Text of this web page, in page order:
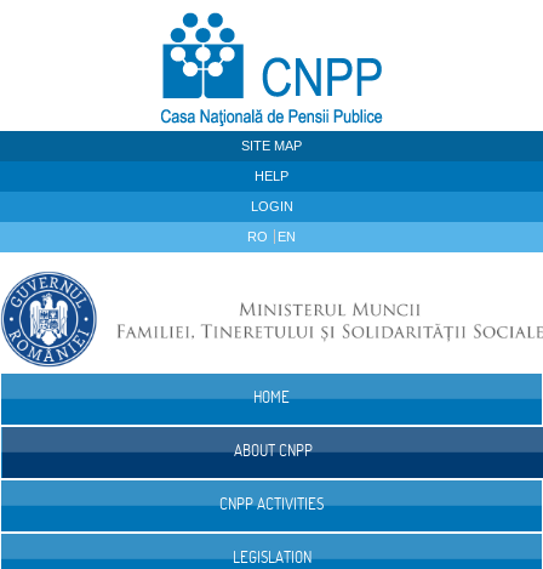
SITE MAP
HELP
LOGIN
RO EN
HOME
ABOUT CNPP
CNPP ACTIVITIES
LEGISLATION